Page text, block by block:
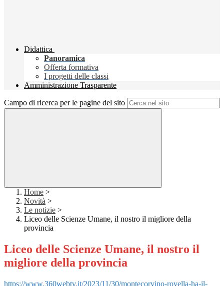
Didattica
Panoramica
Offerta formativa
I progetti delle classi
Amministrazione Trasparente
Campo di ricerca per le pagine del sito
Home >
Novità >
Le notizie >
Liceo delle Scienze Umane, il nostro il migliore della
provincia
Liceo delle Scienze Umane, il nostro il
migliore della provincia
https://www.360webtv.it/2023/11/30/montecorvino-rovella-ha-il-